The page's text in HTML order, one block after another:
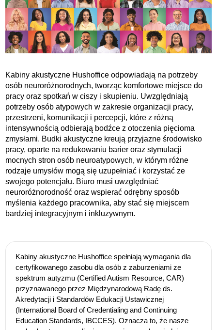
Kabiny akustyczne Hushoffice odpowiadają na potrzeby
osób neuroróżnorodnych, tworząc komfortowe miejsce do
pracy oraz spotkań w ciszy i skupieniu. Uwzględniają
potrzeby osób atypowych w zakresie organizacji pracy,
przestrzeni, komunikacji i percepcji, które z różną
intensywnością odbierają bodźce z otoczenia pięcioma
zmysłami. Budki akustyczne kreują przyjazne środowisko
pracy, oparte na redukowaniu barier oraz stymulacji
mocnych stron osób neuroatypowych, w którym różne
rodzaje umysłów mogą się uzupełniać i korzystać ze
swojego potencjału. Biuro musi uwzględniać
neuroróżnorodność oraz wspierać odrębny sposób
myślenia każdego pracownika, aby stać się miejscem
bardziej integracyjnym i inkluzywnym.
Kabiny akustyczne Hushoffice spełniają wymagania dla
certyfikowanego zasobu dla osób z zaburzeniami ze
spektrum autyzmu (Certified Autism Resource, CAR)
przyznawanego przez Międzynarodową Radę ds.
Akredytacji i Standardów Edukacji Ustawicznej
(International Board of Credentialing and Continuing
Education Standards, IBCCES). Oznacza to, że nasze